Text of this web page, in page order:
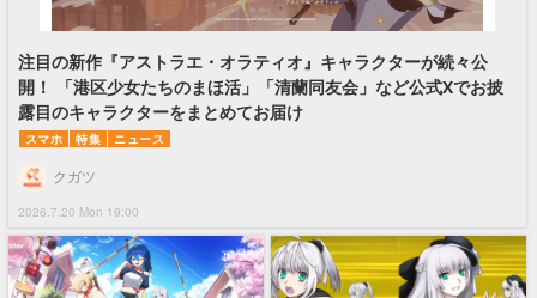
注目の新作『アストラエ・オラティオ』キャラクターが続々公
開！ 「港区少女たちのまほ活」「清蘭同友会」など公式Xでお披
露目のキャラクターをまとめてお届け
スマホ 特集 ニュース
2026.7.20 Mon 19:00
クガツ